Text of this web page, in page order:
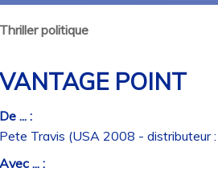
politique
POINT
... :
Travis (USA 2008 - distributeur :
... :